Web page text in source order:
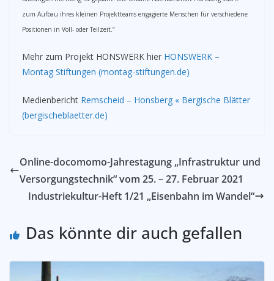
zum Aufbau ihres kleinen Projektteams engagierte Menschen für verschiedene
Positionen in Voll- oder Teilzeit.“
Mehr zum Projekt HONSWERK hier HONSWERK –
Montag Stiftungen (montag-stiftungen.de)
Medienbericht Remscheid – Honsberg « Bergische Blätter
(bergischeblaetter.de)
Online-docomomo-Jahrestagung „Infrastruktur und
Versorgungstechnik“ vom 25. – 27. Februar 2021
Industriekultur-Heft 1/21 „Eisenbahn im Wandel“
Das könnte dir auch gefallen